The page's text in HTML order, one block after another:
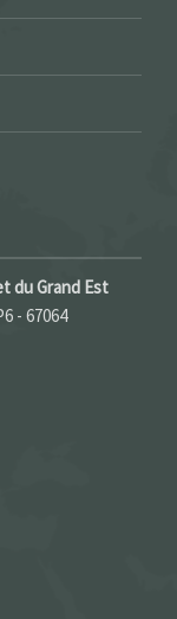
du Grand Est
- 67064